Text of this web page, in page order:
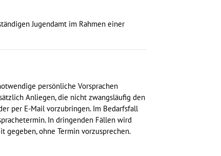
Jugendamt im Rahmen einer
persönliche Vorsprachen
Anliegen, die nicht zwangsläufig den
per E-Mail vorzubringen. Im Bedarfsfall
In dringenden Fällen wird
gegeben, ohne Termin vorzusprechen.